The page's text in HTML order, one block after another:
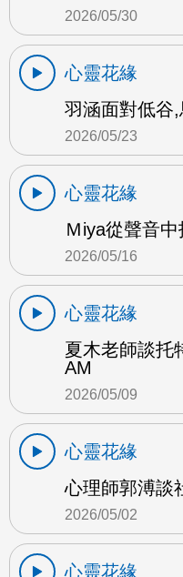
2026/05/30
心靈花緣
羽涵面對低谷
2026/05/23
心靈花緣
Ｍiya從聲音
2026/05/16
心靈花緣
夏木老師談托
AM
2026/05/09
心靈花緣
心理師郭溥談
2026/05/02
心靈花緣